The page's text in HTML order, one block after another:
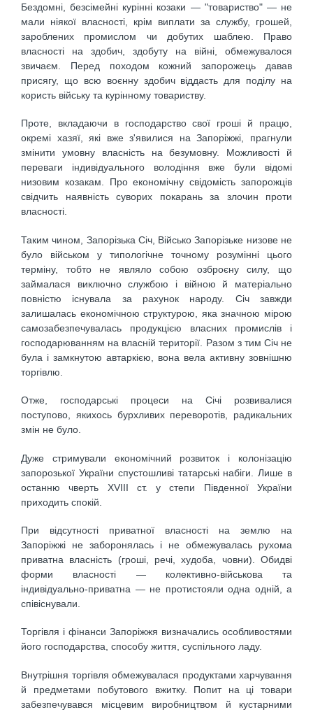
Бездомні, безсімейні курінні козаки — "товариство" — не
мали ніякої власності, крім виплати за службу, грошей,
зароблених промислом чи добутих шаблею. Право
власності на здобич, здобуту на війні, обмежувалося
звичаєм. Перед походом кожний запорожець давав
присягу, що всю воєнну здобич віддасть для поділу на
користь війську та курінному товариству.
Проте, вкладаючи в господарство свої гроші й працю,
окремі хазяї, які вже з'явилися на Запоріжжі, прагнули
змінити умовну власність на безумовну. Можливості й
переваги індивідуального володіння вже були відомі
низовим козакам. Про економічну свідомість запорожців
свідчить наявність суворих покарань за злочин проти
власності.
Таким чином, Запорізька Січ, Військо Запорізьке низове не
було військом у типологічне точному розумінні цього
терміну, тобто не являло собою озброєну силу, що
займалася виключно службою і війною й матеріально
повністю існувала за рахунок народу. Січ завжди
залишалась економічною структурою, яка значною мірою
самозабезпечувалась продукцією власних промислів і
господарюванням на власній території. Разом з тим Січ не
була і замкнутою автаркією, вона вела активну зовнішню
торгівлю.
Отже, господарські процеси на Січі розвивалися
поступово, якихось бурхливих переворотів, радикальних
змін не було.
Дуже стримували економічний розвиток і колонізацію
запорозької України спустошливі татарські набіги. Лише в
останню чверть XVIII ст. у степи Південної України
приходить спокій.
При відсутності приватної власності на землю на
Запоріжжі не заборонялась і не обмежувалась рухома
приватна власність (гроші, речі, худоба, човни). Обидві
форми власності — колективно-військова та
індивідуально-приватна — не протистояли одна одній, а
співіснували.
Торгівля і фінанси Запоріжжя визначались особливостями
його господарства, способу життя, суспільного ладу.
Внутрішня торгівля обмежувалася продуктами харчування
й предметами побутового вжитку. Попит на ці товари
забезпечувався місцевим виробництвом й кустарними